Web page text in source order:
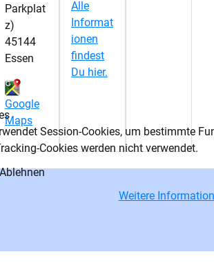
Parkplat
z)
45144
Essen
Google
Maps
Alle
Informat
ionen
findest
Du hier.
Session-Cookies, um bestimmte
Cookies werden nicht verwendet.
Ablehnen
Weitere